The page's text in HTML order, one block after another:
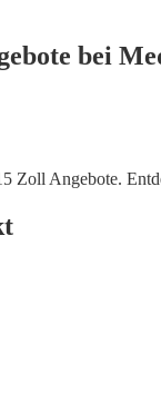
bei
Zoll Angebote.